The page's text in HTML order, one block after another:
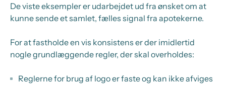
De viste eksempler er udarbejdet ud fra ønsket om at
kunne sende et samlet, fælles signal fra apotekerne.
For at fastholde en vis konsistens er der imidlertid
nogle grundlæggende regler, der skal overholdes:
Reglerne for brug af logo er faste og kan ikke afviges